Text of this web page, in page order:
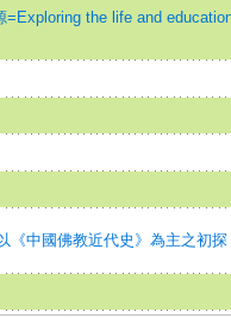
=Exploring the life and
《中國佛教近代史》為主之初探